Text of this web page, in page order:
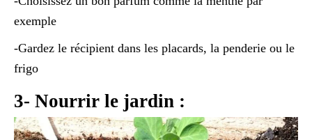
exemple
-Gardez le récipient dans les placards, la penderie ou le
frigo
3- Nourrir le jardin :